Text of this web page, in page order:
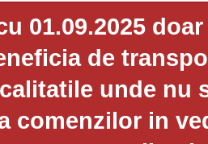
01.09.2025
de
unde nu
comenzilor in